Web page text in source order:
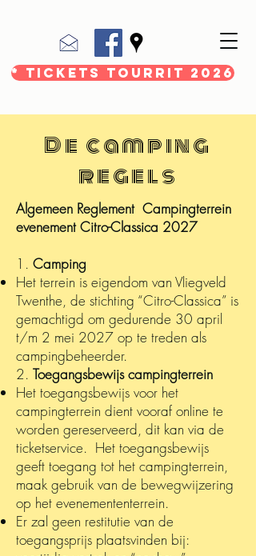
* Tickets Tourrit 2026
De camping
regels
Algemeen Reglement Campingterrein
evenement Citro-Classica 2027
1. Camping
Het terrein is eigendom van Vliegveld
Twenthe, de stichting “Citro-Classica” is
gemachtigd om gedurende 30 april
t/m 2 mei 2027 op te treden als
campingbeheerder.
2. Toegangsbewijs campingterrein
Het toegangsbewijs voor het
campingterrein dient vooraf online te
worden gereserveerd, dit kan via de
ticketservice. Het toegangsbewijs
geeft toegang tot het campingterrein,
maak gebruik van de bewegwijzering
op het evenemententerrein.
Er zal geen restitutie van de
toegangsprijs plaatsvinden bij: